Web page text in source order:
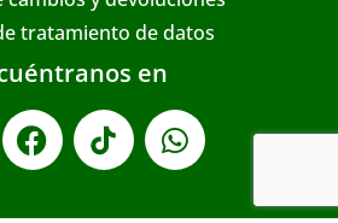
tratamiento de datos
en